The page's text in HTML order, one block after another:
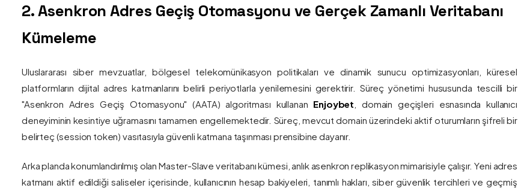
2. Asenkron Adres Geçiş Otomasyonu ve Gerçek Zamanlı Veritabanı
Kümeleme
Uluslararası siber mevzuatlar, bölgesel telekomünikasyon politikaları ve dinamik sunucu optimizasyonları, küresel
platformların dijital adres katmanlarını belirli periyotlarla yenilemesini gerektirir. Süreç yönetimi hususunda tescilli bir
"Asenkron Adres Geçiş Otomasyonu" (AATA) algoritması kullanan Enjoybet , domain geçişleri esnasında kullanıcı
deneyiminin kesintiye uğramasını tamamen engellemektedir. Süreç, mevcut domain üzerindeki aktif oturumların şifreli bir
belirteç (session token) vasıtasıyla güvenli katmana taşınması prensibine dayanır.
Arka planda konumlandırılmış olan Master-Slave veritabanı kümesi, anlık asenkron replikasyon mimarisiyle çalışır. Yeni adres
katmanı aktif edildiği saliseler içerisinde, kullanıcının hesap bakiyeleri, tanımlı hakları, siber güvenlik tercihleri ve geçmiş